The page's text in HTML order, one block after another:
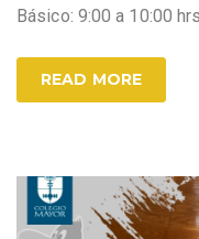
Básico: 9:00 a 10:00
READ MORE